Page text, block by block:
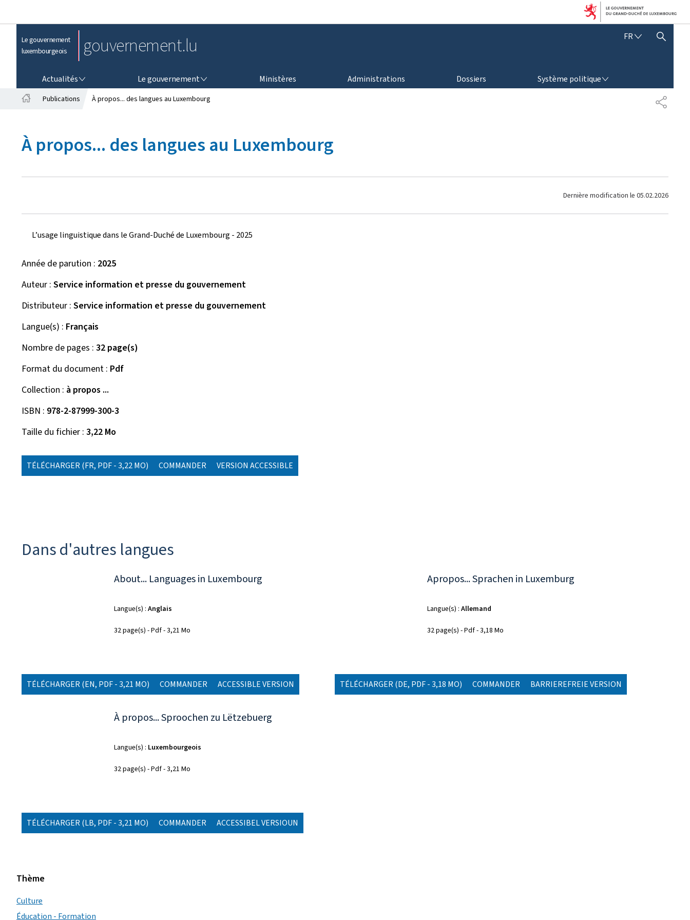
Le gouvernement
luxembourgeois
gouvernement.lu FRF
A
AFFICHER / MASQUER LA RECHERCHE
Actualités Le gouvernement Ministères Administrations Dossiers Système politique
P
A
u
e
Publications À propos... des langues au Luxembourg
À propos... des langues au Luxembourg
Dernière modification le 05.02.2026
L’usage linguistique dans le Grand-Duché de Luxembourg - 2025
Année de parution 2025
Auteur Service information et presse du gouvernement
Distributeur Service information et presse du gouvernement
Langue(s) Français
Nombre de pages 32 page(s)
Format du document Pdf
Collection à propos ...
ISBN 978-2-87999-300-3
Taille du fichier 3,22 Mo
TÉLÉCHARGER(FR, PDF - 3,22 MO) COMMANDER VERSION ACCESSIBLE
Dans d'autres langues
About... Languages in Luxembourg
Langue(s) Anglais
32 page(s) Pdf 3,21 Mo
TÉLÉCHARGER(EN, PDF - 3,21 MO) COMMANDER ACCESSIBLE VERSION
Apropos... Sprachen in Luxemburg
Langue(s) Allemand
32 page(s) Pdf 3,18 Mo
TÉLÉCHARGER(DE, PDF - 3,18 MO) COMMANDER BARRIEREFREIE VERSION
À propos... Sproochen zu Lëtzebuerg
Langue(s) Luxembourgeois
32 page(s) Pdf 3,21 Mo
TÉLÉCHARGER(LB, PDF - 3,21 MO) COMMANDER ACCESSIBEL VERSIOUN
Thème
Culture
Éducation - Formation